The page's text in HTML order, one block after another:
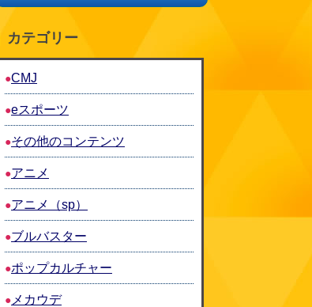
カテゴリー
CMJ
eスポーツ
その他のコンテンツ
アニメ
アニメ（sp）
ブルバスター
ポップカルチャー
メカウデ